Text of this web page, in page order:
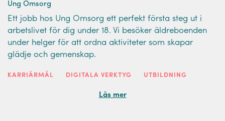
Ung Omsorg
Ett jobb hos Ung Omsorg ett perfekt första steg ut i
arbetslivet för dig under 18. Vi besöker äldreboenden
under helger för att ordna aktiviteter som skapar
glädje och gemenskap.
KARRIÄRMÅL DIGITALA VERKTYG UTBILDNING
Läs mer